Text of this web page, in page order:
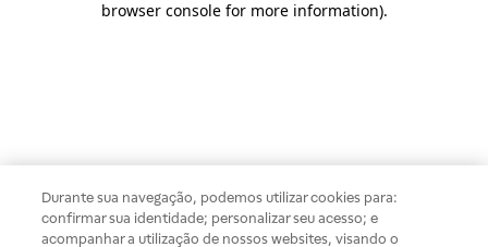
browser console for more information).
Durante sua navegação, podemos utilizar cookies para:
confirmar sua identidade; personalizar seu acesso; e
acompanhar a utilização de nossos websites, visando o